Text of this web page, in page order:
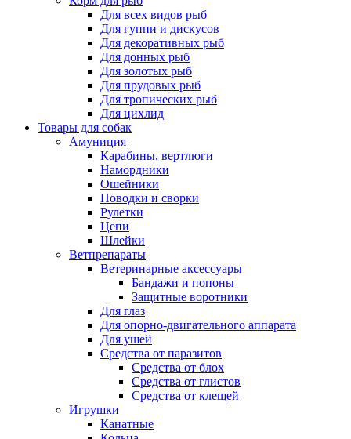
Для всех видов рыб
Для гуппи и дискусов
Для декоративных рыб
Для донных рыб
Для золотых рыб
Для прудовых рыб
Для тропических рыб
Для цихлид
Товары для собак
Амуниция
Карабины, вертлюги
Намордники
Ошейники
Поводки и сворки
Рулетки
Цепи
Шлейки
Ветпрепараты
Ветеринарные аксессуары
Бандажи и попоны
Защитные воротники
Для глаз
Для опорно-двигательного аппарата
Для ушей
Средства от паразитов
Средства от блох
Средства от глистов
Средства от клещей
Игрушки
Канатные